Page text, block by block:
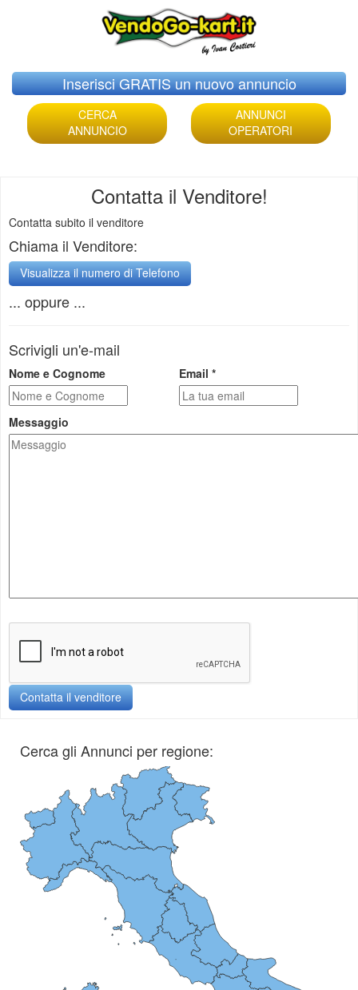
Skip
to
content
Inserisci GRATIS un nuovo annuncio
CERCA
ANNUNCIO
ANNUNCI
OPERATORI
Contatta il Venditore!
Contatta subito il venditore
Chiama il Venditore:
... oppure ...
Scrivigli un'e-mail
Nome e Cognome Email *
Messaggio
Cerca gli Annunci per regione: